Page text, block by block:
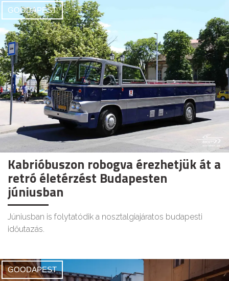
GOODAPEST
Kabrióbuszon robogva érezhetjük át a
retró életérzést Budapesten
júniusban
Júniusban is folytatódik a nosztalgiajáratos budapesti
időutazás.
GOODAPEST